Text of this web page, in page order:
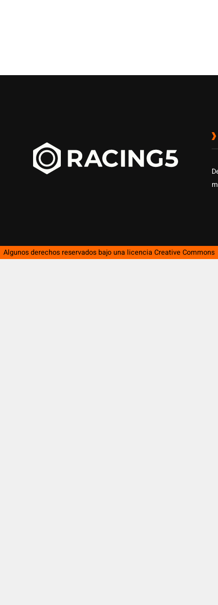
Algunos derechos reservados bajo una licencia Creative Commons